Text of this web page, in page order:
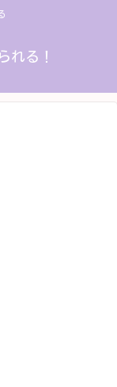
れる！